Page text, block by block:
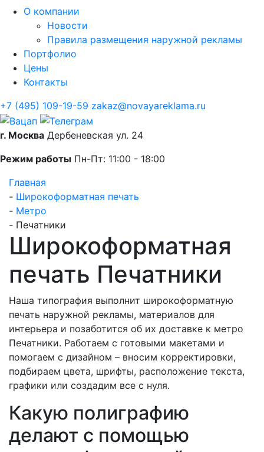
О компании
Новости
Правила размещения наружной рекламы
Портфолио
Цены
Контакты
+7 (495) 109-19-59 zakaz@novayareklama.ru
г. Москва Дербеневская ул. 24
Режим работы Пн-Пт: 11:00 - 18:00
Главная
- Широкоформатная печать
- Метро
- Печатники
Широкоформатная
печать Печатники
Наша типография выполнит широкоформатную
печать наружной рекламы, материалов для
интерьера и позаботится об их доставке к метро
Печатники. Работаем с готовыми макетами и
помогаем с дизайном – вносим корректировки,
подбираем цвета, шрифты, расположение текста,
графики или создадим все с нуля.
Какую полиграфию
делают с помощью